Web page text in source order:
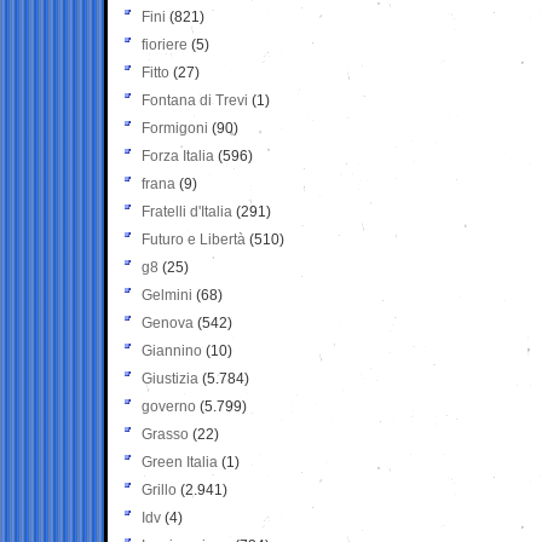
Fini (821)
fioriere (5)
Fitto (27)
Fontana di Trevi (1)
Formigoni (90)
Forza Italia (596)
frana (9)
Fratelli d'Italia (291)
Futuro e Libertà (510)
g8 (25)
Gelmini (68)
Genova (542)
Giannino (10)
Giustizia (5.784)
governo (5.799)
Grasso (22)
Green Italia (1)
Grillo (2.941)
Idv (4)